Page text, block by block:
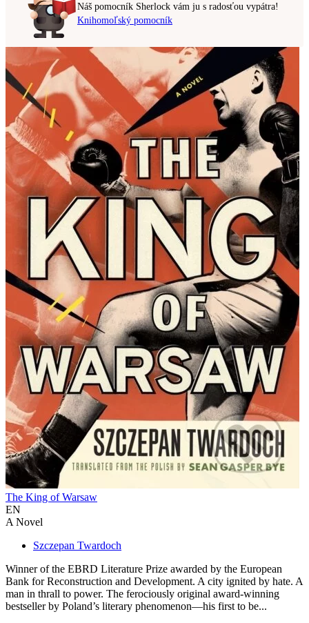
Náš pomocník Sherlock vám ju s radosťou vypátra!
Knihomoľský pomocník
The King of Warsaw
EN
A Novel
Szczepan Twardoch
Winner of the EBRD Literature Prize awarded by the European
Bank for Reconstruction and Development. A city ignited by hate. A
man in thrall to power. The ferociously original award-winning
bestseller by Poland’s literary phenomenon—his first to be...